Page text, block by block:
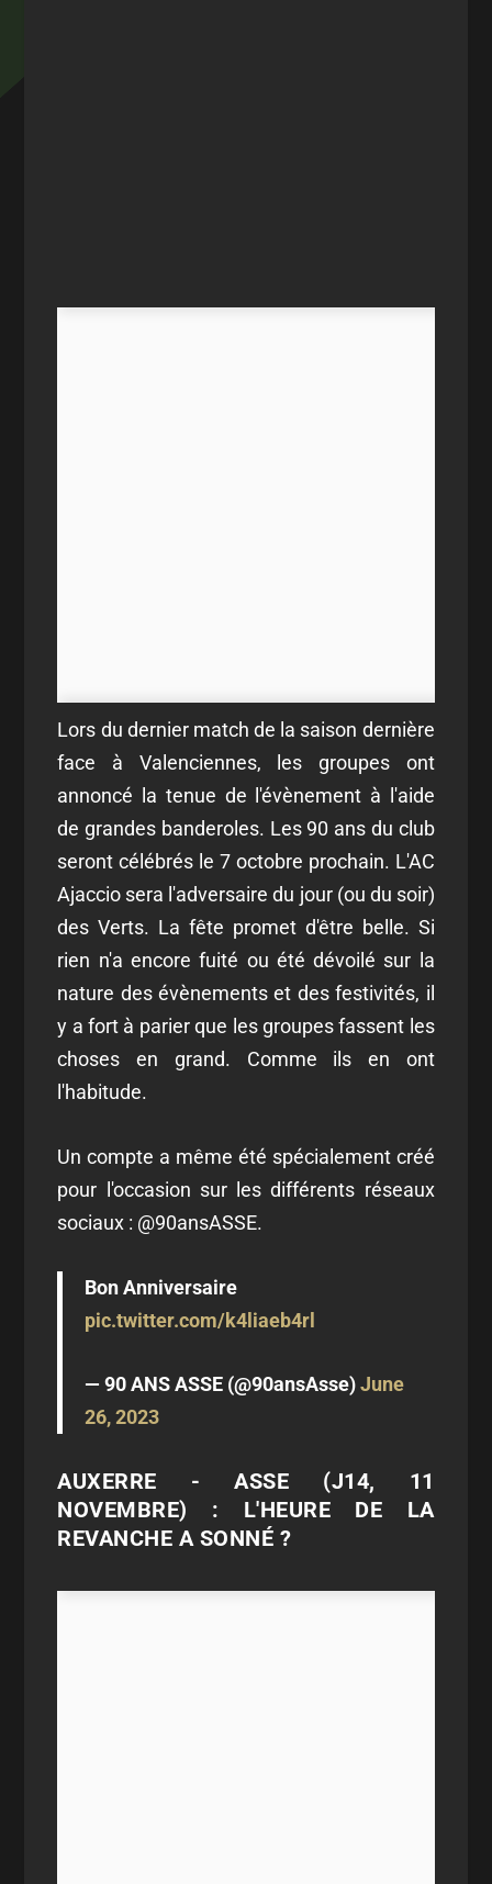
Lors du dernier match de la saison dernière
face à Valenciennes, les groupes ont
annoncé la tenue de l'évènement à l'aide
de grandes banderoles. Les 90 ans du club
seront célébrés le 7 octobre prochain. L'AC
Ajaccio sera l'adversaire du jour (ou du soir)
des Verts. La fête promet d'être belle. Si
rien n'a encore fuité ou été dévoilé sur la
nature des évènements et des festivités, il
y a fort à parier que les groupes fassent les
choses en grand. Comme ils en ont
l'habitude.
Un compte a même été spécialement créé
pour l'occasion sur les différents réseaux
sociaux : @90ansASSE.
Bon Anniversaire
pic.twitter.com/k4liaeb4rl
— 90 ANS ASSE (@90ansAsse)June
26, 2023
AUXERRE - ASSE (J14, 11
NOVEMBRE) : L'HEURE DE LA
REVANCHE A SONNÉ ?